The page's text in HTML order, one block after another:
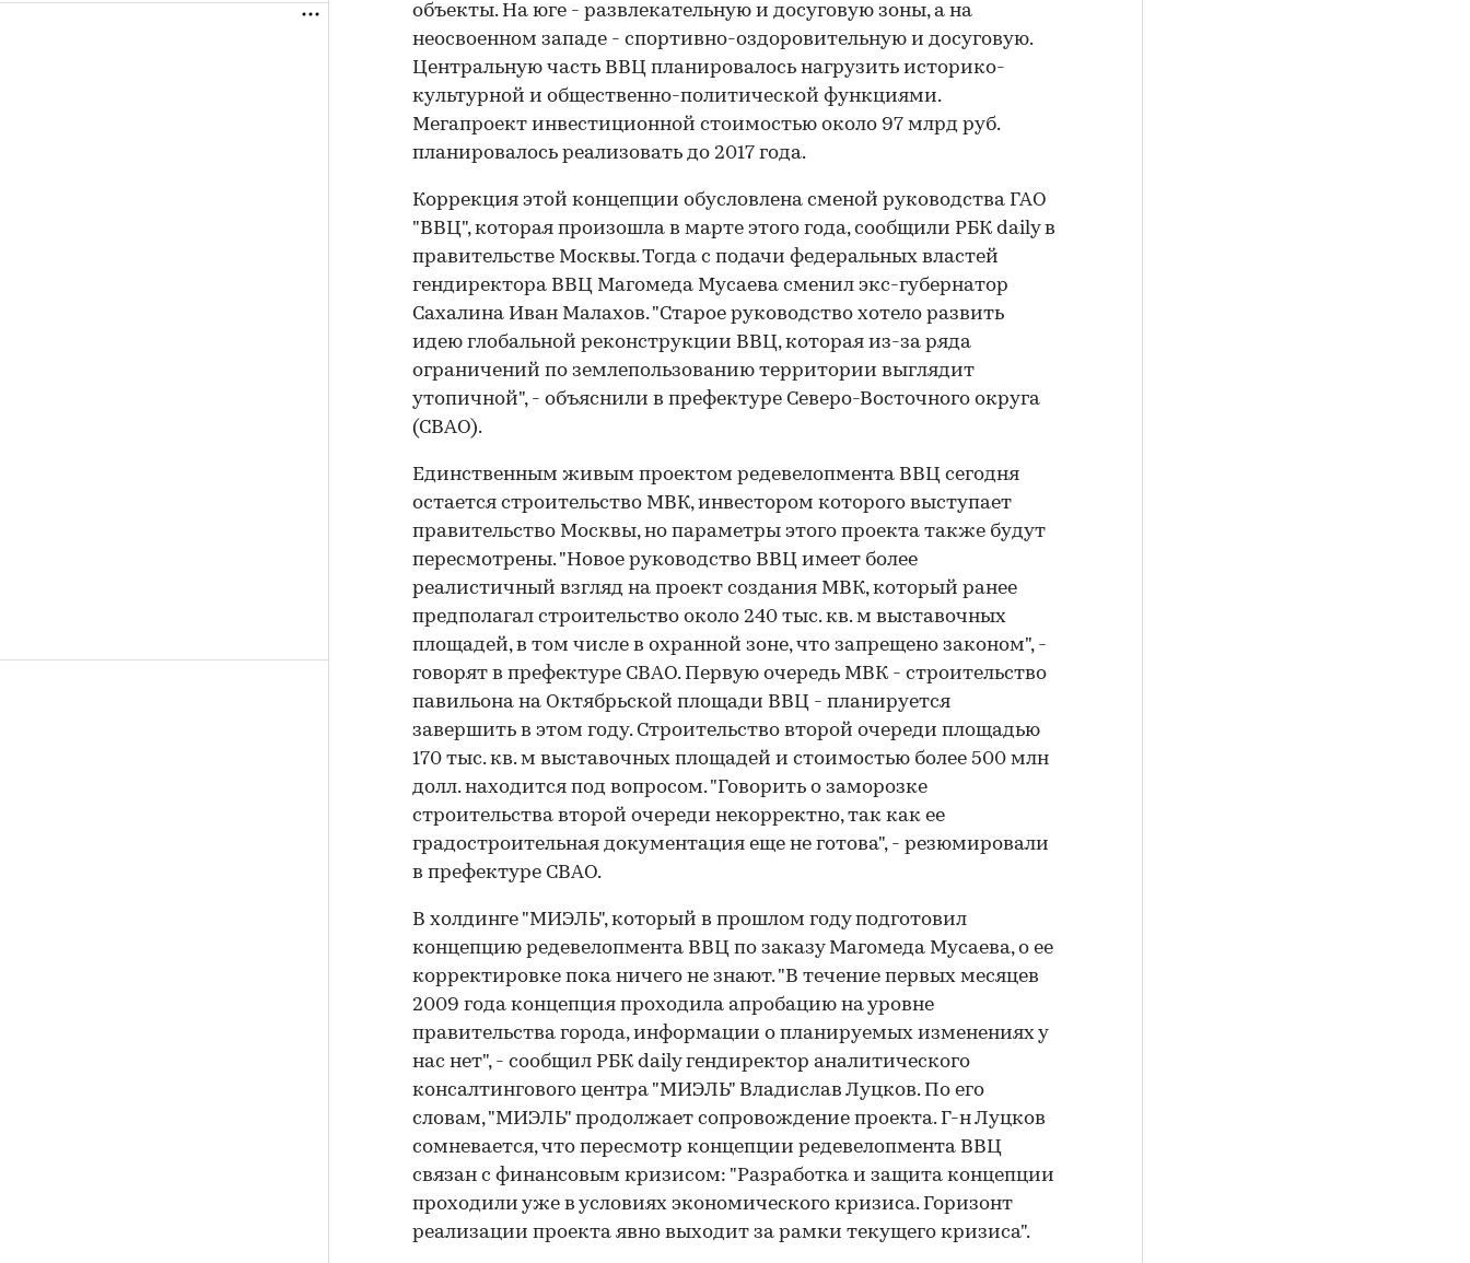
объекты. На юге - развлекательную и досуговую зоны, а на
неосвоенном западе - спортивно-оздоровительную и досуговую.
Центральную часть ВВЦ планировалось нагрузить историко-
культурной и общественно-политической функциями.
Мегапроект инвестиционной стоимостью около 97 млрд руб.
планировалось реализовать до 2017 года.
Коррекция этой концепции обусловлена сменой руководства ГАО
"ВВЦ", которая произошла в марте этого года, сообщили РБК daily в
правительстве Москвы. Тогда с подачи федеральных властей
гендиректора ВВЦ Магомеда Мусаева сменил экс-губернатор
Сахалина Иван Малахов. "Старое руководство хотело развить
идею глобальной реконструкции ВВЦ, которая из-за ряда
ограничений по землепользованию территории выглядит
утопичной", - объяснили в префектуре Северо-Восточного округа
(СВАО).
Единственным живым проектом редевелопмента ВВЦ сегодня
остается строительство МВК, инвестором которого выступает
правительство Москвы, но параметры этого проекта также будут
пересмотрены. "Новое руководство ВВЦ имеет более
реалистичный взгляд на проект создания МВК, который ранее
предполагал строительство около 240 тыс. кв. м выставочных
площадей, в том числе в охранной зоне, что запрещено законом", -
говорят в префектуре СВАО. Первую очередь МВК - строительство
павильона на Октябрьской площади ВВЦ - планируется
завершить в этом году. Строительство второй очереди площадью
170 тыс. кв. м выставочных площадей и стоимостью более 500 млн
долл. находится под вопросом. "Говорить о заморозке
строительства второй очереди некорректно, так как ее
градостроительная документация еще не готова", - резюмировали
в префектуре СВАО.
В холдинге "МИЭЛЬ", который в прошлом году подготовил
концепцию редевелопмента ВВЦ по заказу Магомеда Мусаева, о ее
корректировке пока ничего не знают. "В течение первых месяцев
2009 года концепция проходила апробацию на уровне
правительства города, информации о планируемых изменениях у
нас нет", - сообщил РБК daily гендиректор аналитического
консалтингового центра "МИЭЛЬ" Владислав Луцков. По его
словам, "МИЭЛЬ" продолжает сопровождение проекта. Г-н Луцков
сомневается, что пересмотр концепции редевелопмента ВВЦ
связан с финансовым кризисом: "Разработка и защита концепции
проходили уже в условиях экономического кризиса. Горизонт
реализации проекта явно выходит за рамки текущего кризиса".